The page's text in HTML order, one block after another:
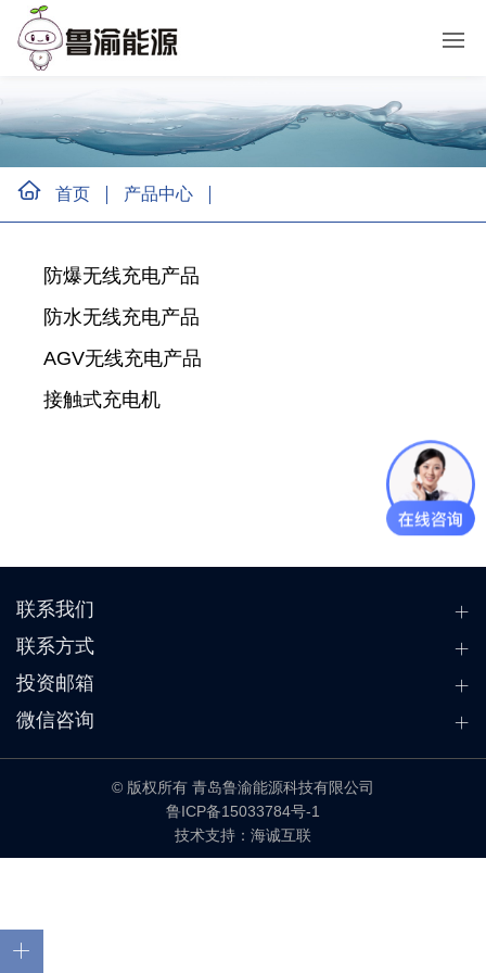
首页 产品中心
防爆无线充电产品
防水无线充电产品
AGV无线充电产品
接触式充电机
联系我们
联系方式
投资邮箱
微信咨询
© 版权所有 青岛鲁渝能源科技有限公司
鲁ICP备15033784号-1
技术支持：海诚互联